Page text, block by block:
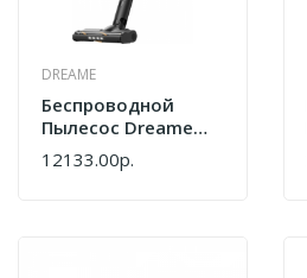
DREAME
Беспроводной
Пылесос Dreame
R10s Lite VRV80A
12133.00р.